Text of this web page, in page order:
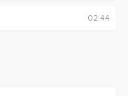
02:44